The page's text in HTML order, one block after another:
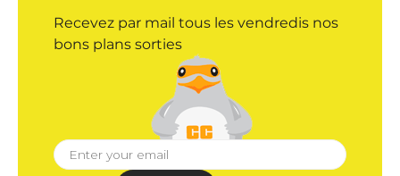
Recevez par mail tous les vendredis nos
bons plans sorties